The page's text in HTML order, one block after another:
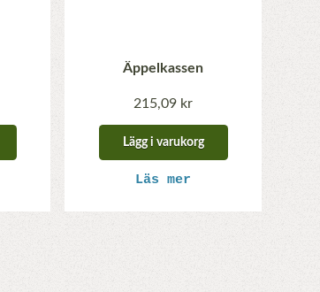
Äppelkassen
215,09 kr
Lägg i varukorg
Läs mer